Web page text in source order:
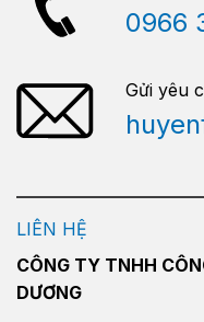
0966
Gửi yêu
LIÊN HỆ
CÔNG TY TNHH
DƯƠNG